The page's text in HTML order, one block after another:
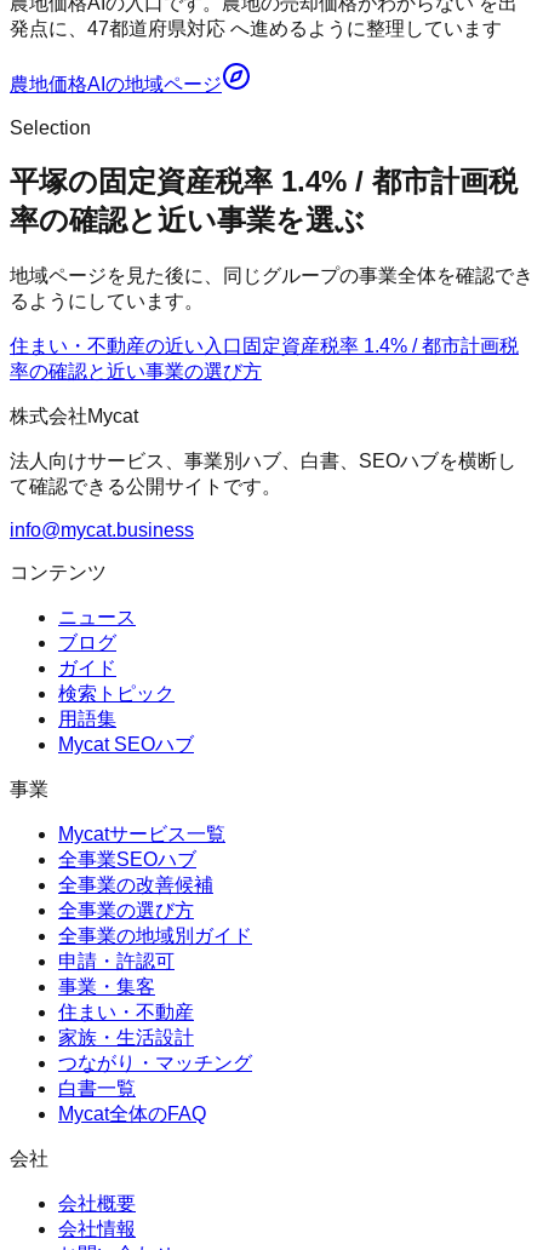
発点に、47都道府県対応 へ進めるように整理しています
農地価格AI の地域ページ
Selection
平塚の固定資産税率 1.4% / 都市計画税
率の確認と近い事業を選ぶ
地域ページを見た後に、同じグループの事業全体を確認でき
るようにしています。
住まい・不動産の近い入口 固定資産税率 1.4% / 都市計画税
率の確認と近い事業の選び方
株式会社Mycat
法人向けサービス、事業別ハブ、白書、SEOハブを横断し
て確認できる公開サイトです。
info@mycat.business
コンテンツ
ニュース
ブログ
ガイド
検索トピック
用語集
Mycat SEOハブ
事業
Mycatサービス一覧
全事業SEOハブ
全事業の改善候補
全事業の選び方
全事業の地域別ガイド
申請・許認可
事業・集客
住まい・不動産
家族・生活設計
つながり・マッチング
白書一覧
Mycat全体のFAQ
会社
会社概要
会社情報